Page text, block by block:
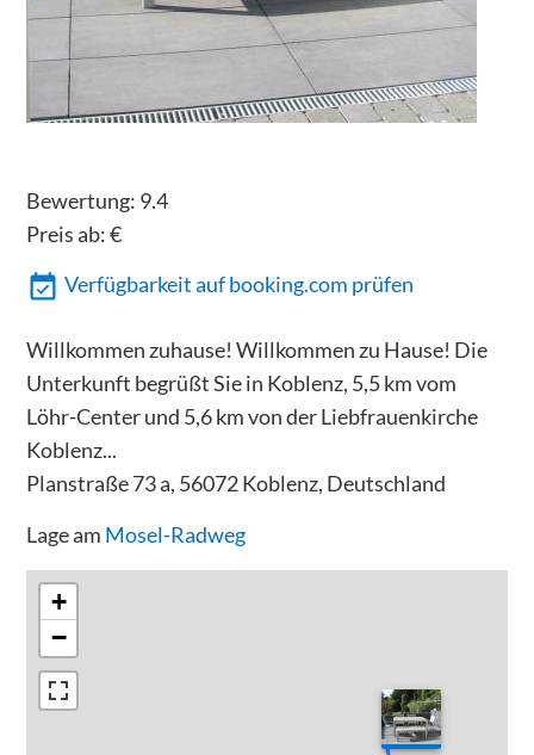
Bewertung: 9.4
Preis ab:€
Verfügbarkeit auf booking.com prüfen
Willkommen zuhause! Willkommen zu Hause! Die
Unterkunft begrüßt Sie in Koblenz, 5,5 km vom
Löhr-Center und 5,6 km von der Liebfrauenkirche
Koblenz...
Planstraße 73 a, 56072 Koblenz, Deutschland
Lage am Mosel-Radweg
+
−